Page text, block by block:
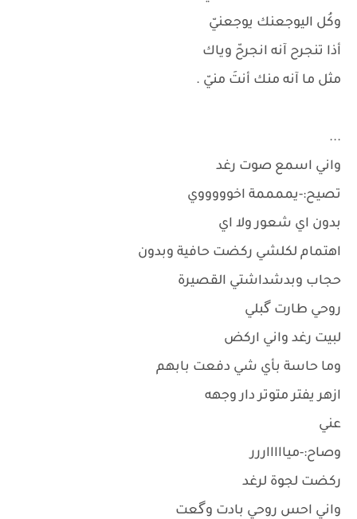
وكُل اليوجعنك يوجعنيّ
أذا تنجرح آنه انجرحّ وياك
مثل ما آنه منك أنتَ منيّ .
...
واني اسمع صوت رغد
تصيح:-يممممة اخوووووي
بدون اي شعور ولا اي
اهتمام لكلشي ركضت حافية وبدون
حجاب وبدشداشتي القصيرة
روحي طارت گبلي
لبيت رغد واني اركض
وما حاسة بأي شي دفعت بابهم
ازهر يفتر متوتر دار وجهه
عني
وصاح:-مياااااررر
ركضت لجوة لرغد
واني احس روحي بادت وگعت